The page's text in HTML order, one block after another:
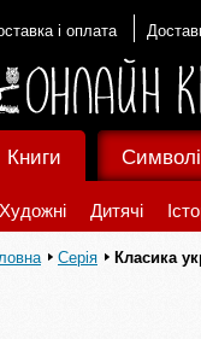
і оплата
Книги
Художні Дитячі
Серія Класика